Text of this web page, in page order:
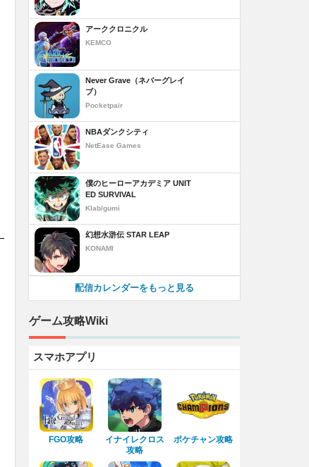
アーククロニクル
KEMCO
Never Grave（ネバーグレイ
ブ）
Pocketpair
NBAダンクシティ
NetEase Games
僕のヒーローアカデミア UNIT
ED SURVIVAL
Klab/gumi
幻想水滸伝 STAR LEAP
KONAMI
配信カレンダーをもっと見る
ゲーム攻略Wiki
スマホアプリ
FGO攻略
イナイレクロス
攻略
ポケチャン攻略